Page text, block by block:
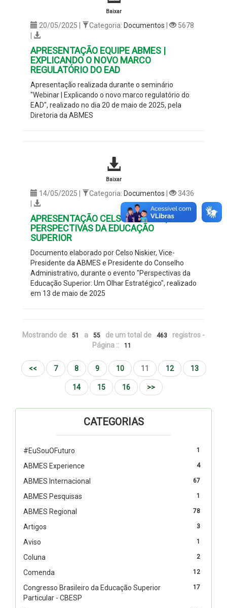
Baixar
20/05/2025 | Categoria: Documentos |
5678
APRESENTAÇÃO EQUIPE ABMES |
EXPLICANDO O NOVO MARCO
REGULATÓRIO DO EAD
Apresentação realizada durante o seminário
"Webinar | Explicando o novo marco regulatório do
EAD", realizado no dia 20 de maio de 2025, pela
Diretoria da ABMES
Baixar
14/05/2025 | Categoria: Documentos |
3436
APRESENTAÇÃO CELSO NISKIER |
PERSPECTIVAS DA EDUCAÇÃO
SUPERIOR
Documento elaborado porCelso Niskier, Vice-
Presidente da ABMES e Presidente do Conselho
Administrativo, durante o evento "Perspectivas da
Educação Superior: Um Olhar Estratégico", realizado
em 13 de maio de 2025
Mostrando de 51 a 55 de um total de 463
registros -
Página ::
11
<< 7 8 9 10 11 12 13
14 15 16 >>
CATEGORIAS
1
#EuSouOFuturo
4
ABMES Experience
67
ABMES Internacional
1
ABMES Pesquisas
78
ABMES Regional
3
Artigos
1
Aviso
2
Coluna
12
Comenda
17
Congresso Brasileiro da Educação Superior
Particular - CBESP